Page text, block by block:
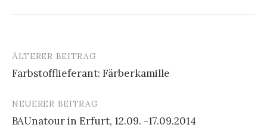
Beitrags-
Navigation
ÄLTERER BEITRAG
Farbstofflieferant: Färberkamille
NEUERER BEITRAG
BAUnatour in Erfurt, 12.09. -17.09.2014